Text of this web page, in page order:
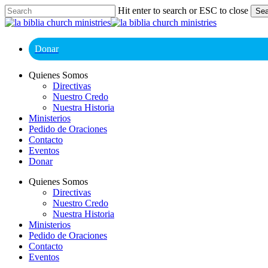
Skip
to
content
Hit enter to search or ESC to close
Close
Donar
Menu
Quienes Somos
Directivas
Nuestro Credo
Nuestra Historia
Ministerios
Pedido de Oraciones
Contacto
Eventos
Donar
Quienes Somos
Directivas
Nuestro Credo
Nuestra Historia
Ministerios
Pedido de Oraciones
Contacto
Eventos